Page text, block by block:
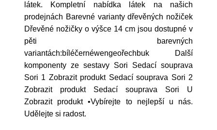
látek. Kompletní nabídka látek na našich
prodejnách Barevné varianty dřevěných nožiček
Dřevěné nožičky o výšce 14 cm jsou dostupné v
pěti barevných
variantách:bíléčernéwengeořechbuk Další
komponenty ze sestavy Sori Sedací souprava
Sori 1 Zobrazit produkt Sedací souprava Sori 2
Zobrazit produkt Sedací souprava Sori U
Zobrazit produkt •Vybírejte to nejlepší u nás.
Udělejte si radost.